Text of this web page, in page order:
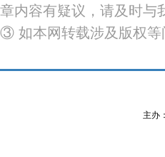
章内容有疑议，请及时与
③ 如本网转载涉及版权等
主办